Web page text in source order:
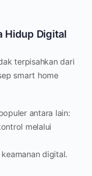
Hidup Digital
terpisahkan dari
smart home
antara lain:
melalui
digital.